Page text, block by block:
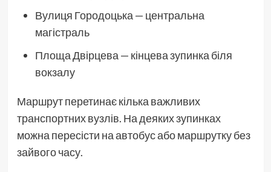
Вулиця Городоцька — центральна
магістраль
Площа Двірцева — кінцева зупинка біля
вокзалу
Маршрут перетинає кілька важливих
транспортних вузлів. На деяких зупинках
можна пересісти на автобус або маршрутку без
зайвого часу.